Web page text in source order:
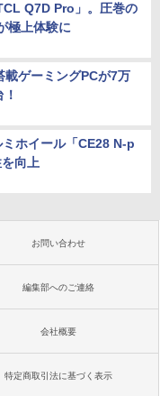
Q7D Pro」。圧巻の
極上体験に
ゲーミングPCが7万
ホイール「CE28 N-p
向上
お問い合わせ
編集部へのご連絡
会社概要
特定商取引法に基づく表示